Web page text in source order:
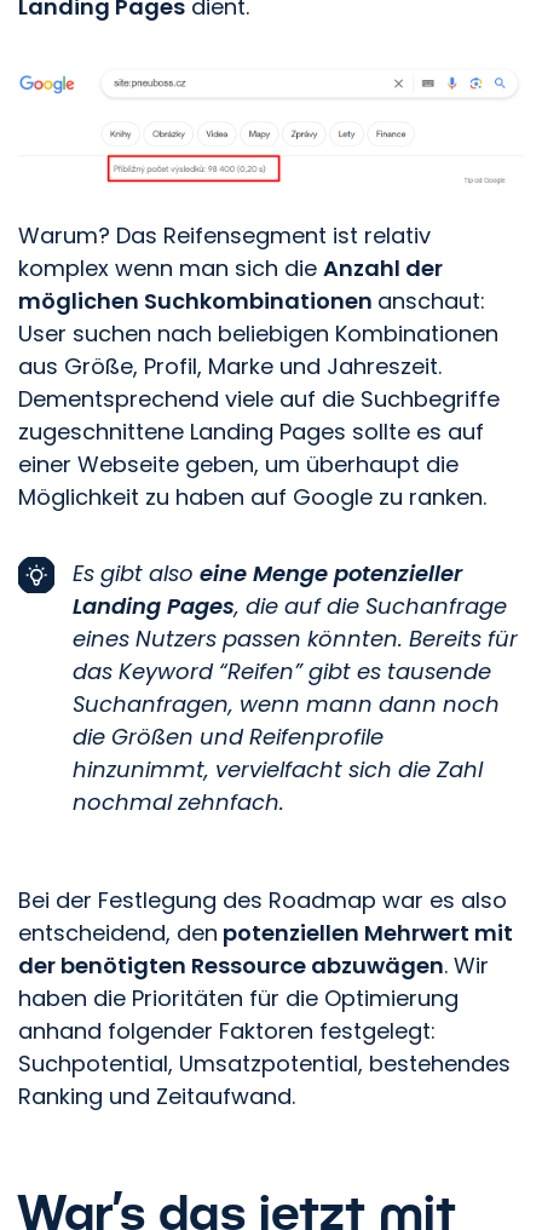
Landing Pages dient.
Warum? Das Reifensegment ist relativ
komplex wenn man sich die Anzahl der
möglichen Suchkombinationen anschaut:
User suchen nach beliebigen Kombinationen
aus Größe, Profil, Marke und Jahreszeit.
Dementsprechend viele auf die Suchbegriffe
zugeschnittene Landing Pages sollte es auf
einer Webseite geben, um überhaupt die
Möglichkeit zu haben auf Google zu ranken.
Es gibt also eine Menge potenzieller
Landing Pages, die auf die Suchanfrage
eines Nutzers passen könnten. Bereits für
das Keyword “Reifen” gibt es tausende
Suchanfragen, wenn mann dann noch
die Größen und Reifenprofile
hinzunimmt, vervielfacht sich die Zahl
nochmal zehnfach.
Bei der Festlegung des Roadmap war es also
entscheidend, den potenziellen Mehrwert mit
der benötigten Ressource abzuwägen. Wir
haben die Prioritäten für die Optimierung
anhand folgender Faktoren festgelegt:
Suchpotential, Umsatzpotential, bestehendes
Ranking und Zeitaufwand.
War’s das jetzt mit